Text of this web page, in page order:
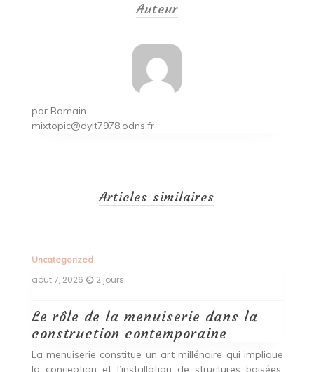
Auteur
par Romain
mixtopic@dylt7978.odns.fr
Articles similaires
Uncategorized
août 7, 2026 2 jours
Le rôle de la menuiserie dans la
construction contemporaine
La menuiserie constitue un art millénaire qui implique
la conception et l’installation de structures boisées,